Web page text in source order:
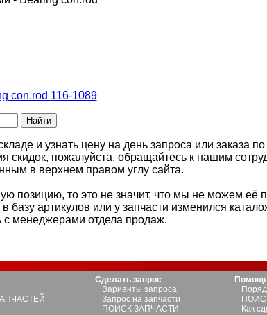
con.rod 116-1089
и узнать цену на день запроса или заказа по
скидок, пожалуйста, обращайтесь к нашим
в верхнем правом углу сайта.
позицию, то это не значит, что мы не можем её
базу артикулов или у запчасти изменился
менеджерами отдела продаж.
Сделать запрос
Варианты запроса
Запрос на запчасти
ПОИСК ЗАПЧАСТИ
Как